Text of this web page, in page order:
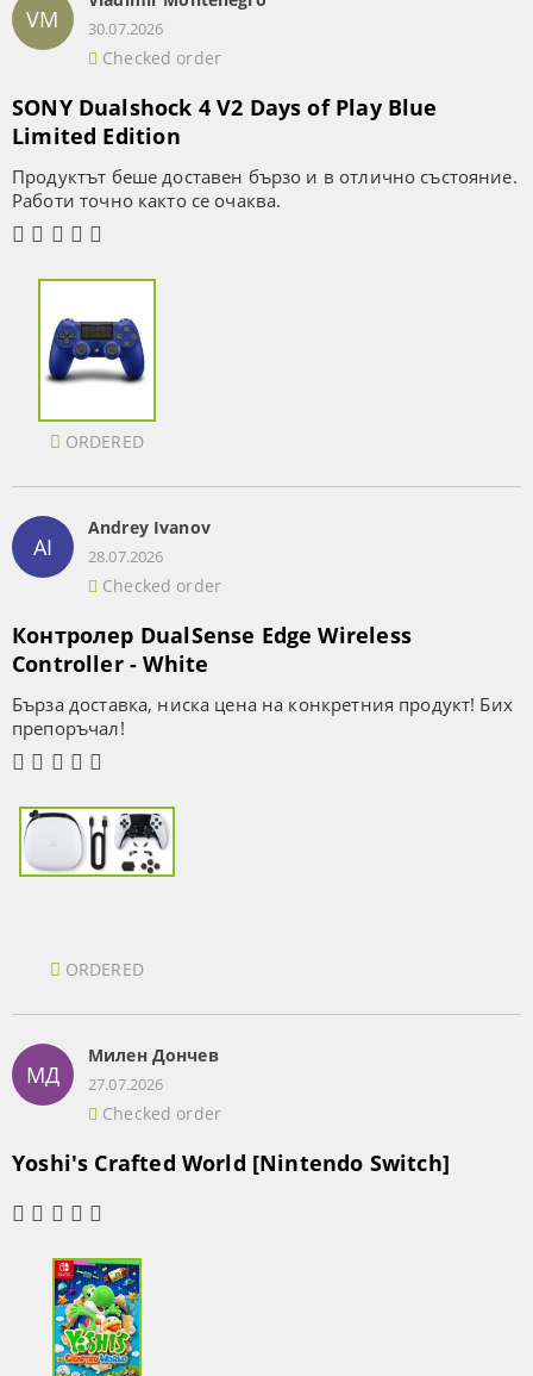
VM 30.07.2026
Checked order
SONY Dualshock 4 V2 Days of Play Blue
Limited Edition
Продуктът беше доставен бързо и в отлично състояние.
Работи точно както се очаква.
ORDERED
AI
Andrey Ivanov
28.07.2026
Checked order
Контролер DualSense Edge Wireless
Controller - White
Бърза доставка, ниска цена на конкретния продукт! Бих
препоръчал!
ORDERED
МД
Милен Дончев
27.07.2026
Checked order
Yoshi's Crafted World [Nintendo Switch]